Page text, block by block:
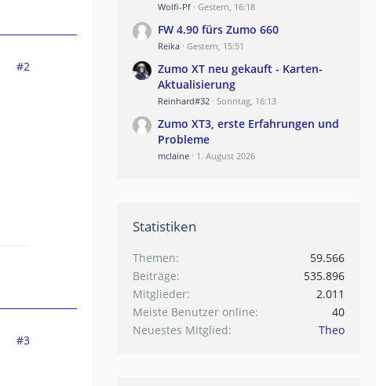
#2
#3
Wolfi-Pf Gestern, 16:18
FW 4.90 fürs Zumo 660
Reika Gestern, 15:51
Zumo XT neu gekauft - Karten-
Aktualisierung
Reinhard#32 Sonntag, 16:13
Zumo XT3, erste Erfahrungen und
Probleme
mclaine 1. August 2026
Statistiken
Themen
59.566
Beiträge
535.896
Mitglieder
2.011
Meiste Benutzer online
40
Neuestes Mitglied
Theo